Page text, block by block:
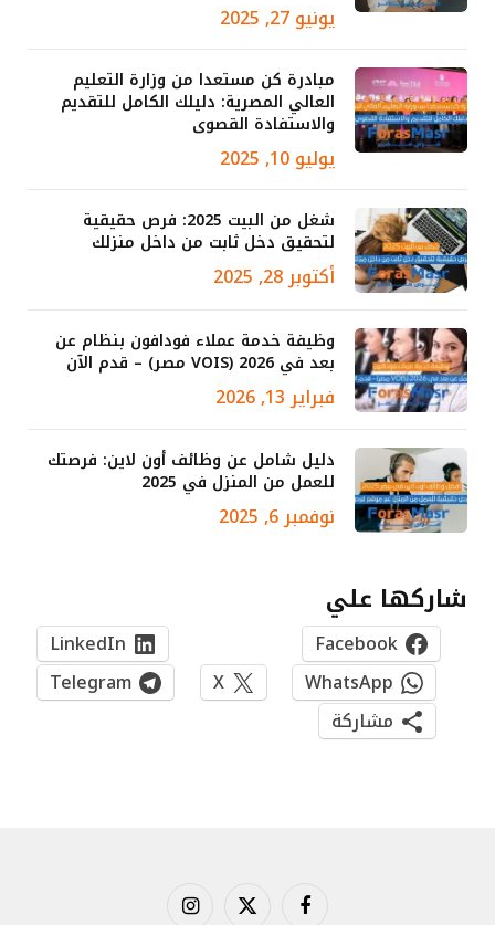
يونيو 27, 2025
مبادرة كن مستعدا من وزارة التعليم
العالي المصرية: دليلك الكامل للتقديم
والاستفادة القصوى
يوليو 10, 2025
شغل من البيت 2025: فرص حقيقية
لتحقيق دخل ثابت من داخل منزلك
أكتوبر 28, 2025
وظيفة خدمة عملاء فودافون بنظام عن
بعد في 2026 (VOIS مصر) – قدم الآن
فبراير 13, 2026
دليل شامل عن وظائف أون لاين: فرصتك
للعمل من المنزل في 2025
نوفمبر 6, 2025
شاركها علي
Facebook
LinkedIn
WhatsApp
X
Telegram
مشاركة
فيسبوك X الانستغرام